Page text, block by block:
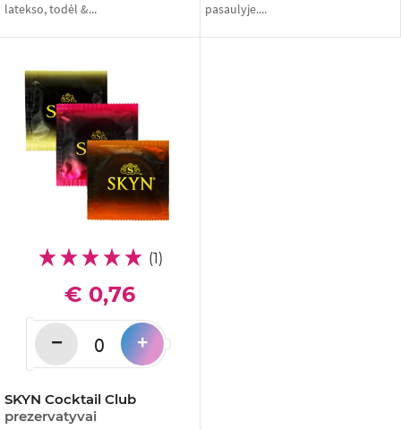
latekso, todėl &...
pasaulyje....
(1)
SKYN Cocktail Club
prezervatyvai
€ 0,76
− +